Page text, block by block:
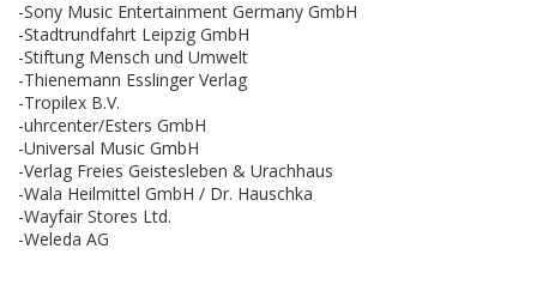
-Sony Music Entertainment Germany GmbH
-Stadtrundfahrt Leipzig GmbH
-Stiftung Mensch und Umwelt
-Thienemann Esslinger Verlag
-Tropilex B.V.
-uhrcenter/Esters GmbH
-Universal Music GmbH
-Verlag Freies Geistesleben & Urachhaus
-Wala Heilmittel GmbH / Dr. Hauschka
-Wayfair Stores Ltd.
-Weleda AG